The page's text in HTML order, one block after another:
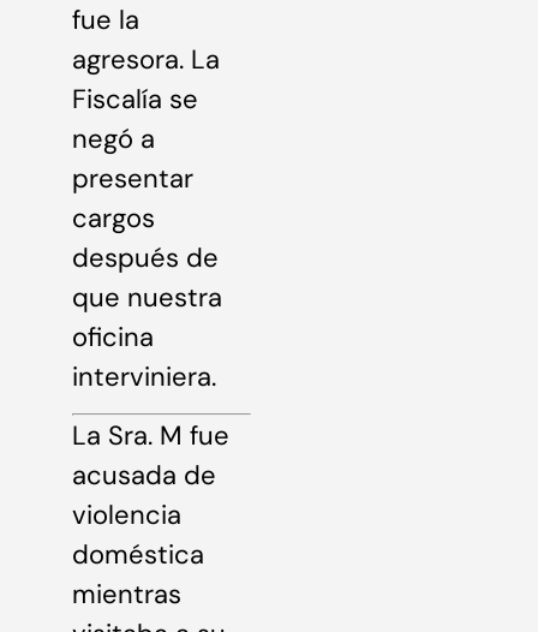
fue la
agresora. La
Fiscalía se
negó a
presentar
cargos
después de
que nuestra
oficina
interviniera.
La Sra. M fue
acusada de
violencia
doméstica
mientras